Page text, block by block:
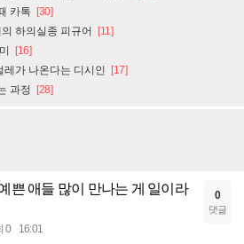
카톡 [30]
하의실종 피규어 [11]
[16]
레가 나온다는 디시인 [17]
과정 [28]
쁜 애들 많이 만나는 게 일이라
0 16:01
0
댓글